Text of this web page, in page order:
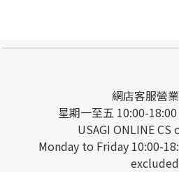
網店客服營
星期一至五 10:00-
USAGI ONLINE
Monday to Friday 10:00-